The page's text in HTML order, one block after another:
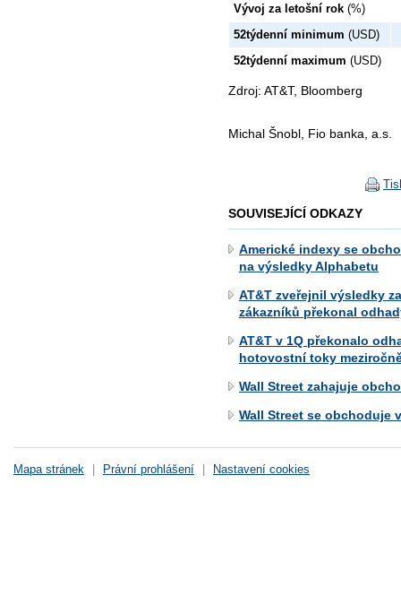
Vývoj za letošní rok (%)
52týdenní minimum (USD)
52týdenní maximum (USD)
Zdroj: AT&T, Bloomberg
Michal Šnobl, Fio banka, a.s.
SOUVISEJÍCÍ ODKAZY
Americké indexy se
na výsledky Alphabetu
AT&T zveřejnil výsledky
zákazníků překonal
AT&T v 1Q překonalo
hotovostní toky
Wall Street zahajuje
Wall Street se obchoduje
Mapa stránek | Právní prohlášení | Nastavení cookies